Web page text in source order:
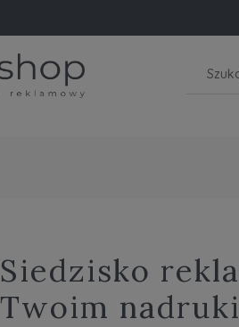
Siedzisko
Twoim